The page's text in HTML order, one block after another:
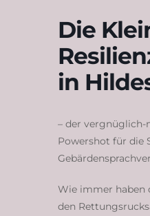
Die
in
– der vergnüglich-
Powershot für die
Wie immer haben
den